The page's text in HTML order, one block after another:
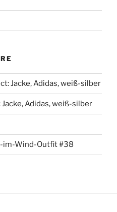
Jacke, Adidas, weiß-silber
Adidas, weiß-silber
Wind-Outfit #38